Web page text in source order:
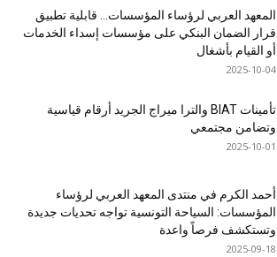
المعهد العربي لرؤساء المؤسسات… قابلية تطبيق
قرار الضمان البنكي على مؤسسات إسداء الخدمات
أو القيام بأشغال
2025-10-04
تأمينات BIAT والترا ميراج الجريد أرقام قياسية
وتضامن مجتمعي
2025-10-01
أحمد الكرم في منتدى المعهد العربي لرؤساء
المؤسسات: السياحة التونسية تواجه تحديات جديدة
وتستكشف فرصاً واعدة
2025-09-18